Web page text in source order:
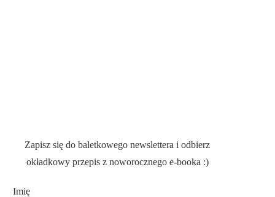
Zapisz się do baletkowego newslettera i odbierz
okładkowy przepis z noworocznego e-booka :)
Imię